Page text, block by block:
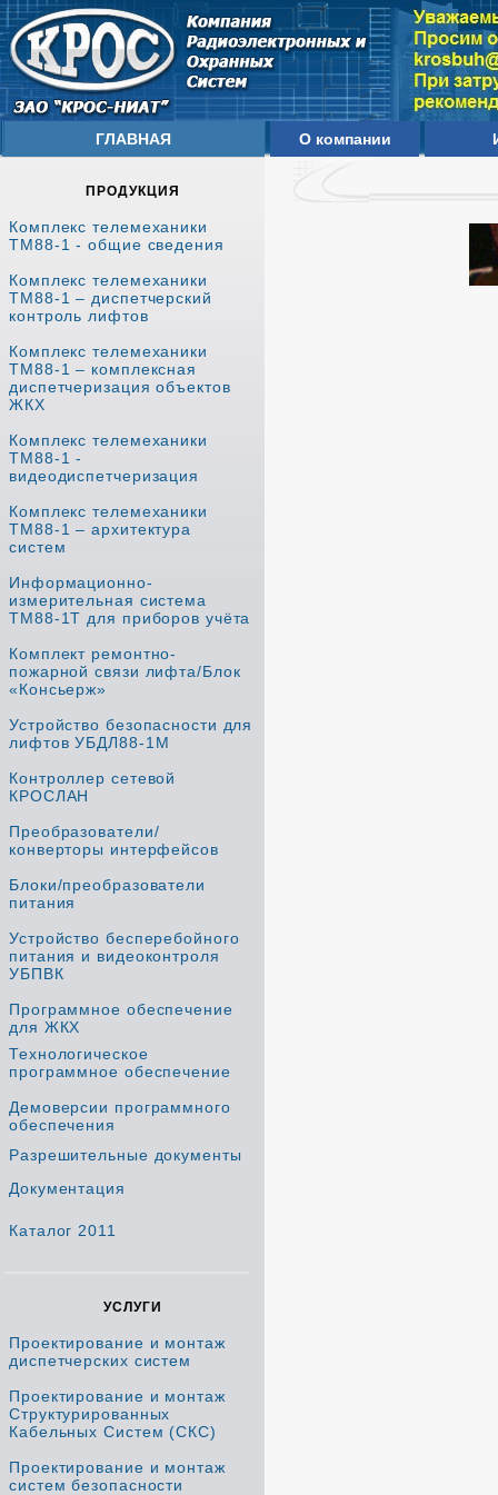
ГЛАВНАЯ
ПРОДУКЦИЯ
Комплекс телемеханики
ТМ88-1 - общие сведения
Комплекс телемеханики
ТМ88-1 – диспетчерский
контроль лифтов
Комплекс телемеханики
ТМ88-1 – комплексная
диспетчеризация объектов
ЖКХ
Комплекс телемеханики
ТМ88-1 -
видеодиспетчеризация
Комплекс телемеханики
ТМ88-1 – архитектура
систем
Информационно-
измерительная система
ТМ88-1Т для приборов учёта
Комплект ремонтно-
пожарной связи лифта/Блок
«Консьерж»
Устройство безопасности для
лифтов УБДЛ88-1М
Контроллер сетевой
КРОСЛАН
Преобразователи/
конверторы интерфейсов
Блоки/преобразователи
питания
Устройство бесперебойного
питания и видеоконтроля
УБПВК
Программное обеспечение
для ЖКХ
Технологическое
программное обеспечение
Демоверсии программного
обеспечения
Разрешительные документы
Документация
Каталог 2011
УСЛУГИ
Проектирование и монтаж
диспетчерских систем
Проектирование и монтаж
Структурированных
Кабельных Систем (СКС)
Проектирование и монтаж
систем безопасности
О компании